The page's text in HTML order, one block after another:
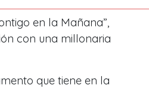
en la Mañana”,
con una millonaria
que tiene en la